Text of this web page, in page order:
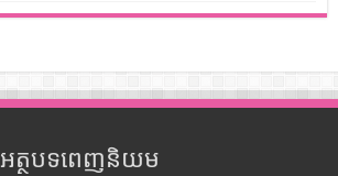
អត្ថបទពេញនិយម